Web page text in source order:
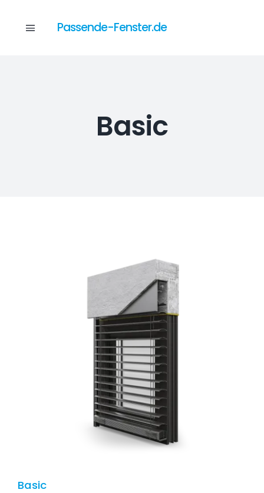
Toggle
Dienstleistungen
Passende-Fenster.de
Basic
Basic